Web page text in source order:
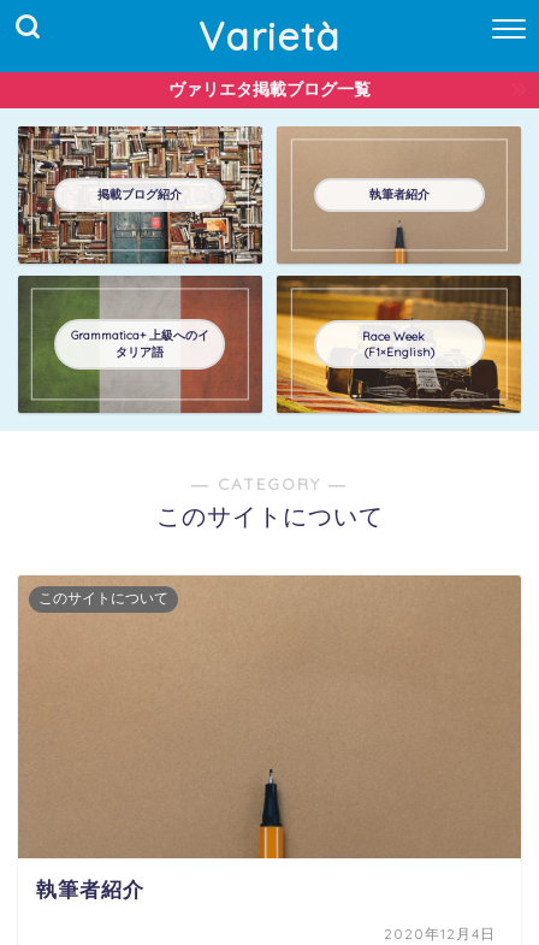
Varietà
ヴァリエタ掲載ブログ一覧
掲載ブログ紹介 執筆者紹介
Grammatica+ 上級へのイ
タリア語
Race Week
(F1×English)
― CATEGORY ―
このサイトについて
このサイトについて
執筆者紹介
2020年12月4日